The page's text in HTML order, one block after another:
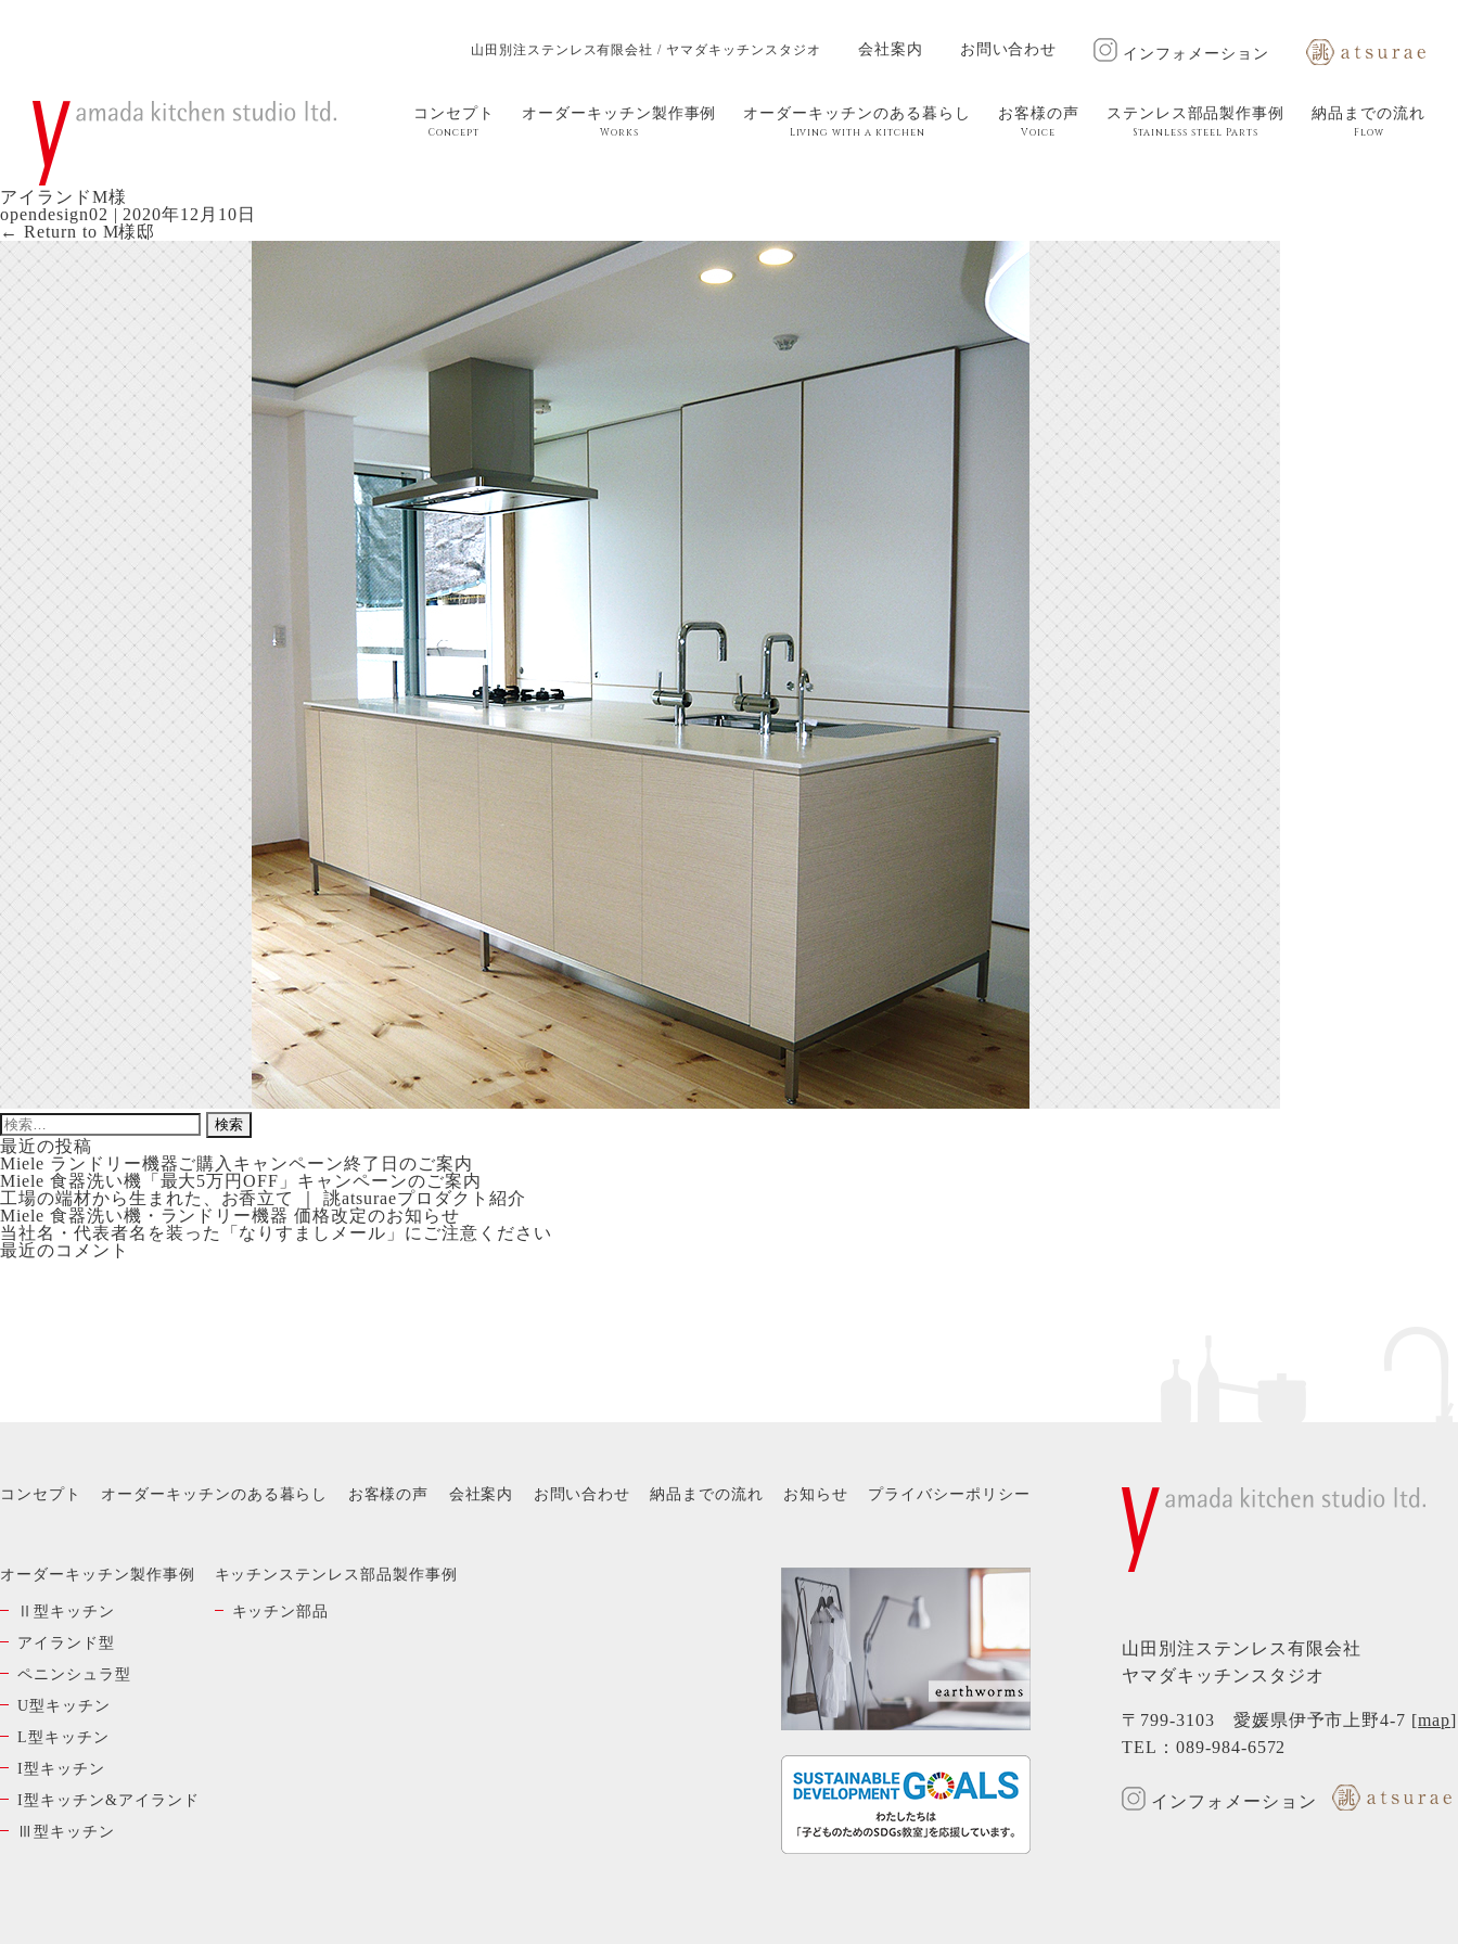
山田別注ステンレス有限会社 / ヤマダキッチンスタジオ 会社案内 お問い合わせ インフォメーション
コンセプト
Concept
オーダーキッチン製作事例
Works
オーダーキッチンのある暮らし
Living with a kitchen
お客様の声
Voice
ステンレス部品製作事例
Stainless steel Parts
納品までの流れ
Flow
アイランドM様
opendesign02 | 2020年12月10日
← Return to M様邸
検
索:
最近の投稿
Miele ランドリー機器ご購入キャンペーン終了日のご案内
Miele 食器洗い機「最大5万円OFF」キャンペーンのご案内
工場の端材から生まれた、お香立て ｜ 誂atsuraeプロダクト紹介
Miele 食器洗い機・ランドリー機器 価格改定のお知らせ
当社名・代表者名を装った「なりすましメール」にご注意ください
最近のコメント
コンセプト オーダーキッチンのある暮らし お客様の声 会社案内 お問い合わせ 納品までの流れ お知らせ プライバシーポリシー
オーダーキッチン製作事例
Ⅱ型キッチン
アイランド型
ペニンシュラ型
U型キッチン
L型キッチン
I型キッチン
I型キッチン&アイランド
Ⅲ型キッチン
キッチンステンレス部品製作事例
キッチン部品
山田別注ステンレス有限会社
ヤマダキッチンスタジオ
〒799-3103 愛媛県伊予市上野4-7 [map]
TEL： 089-984-6572
インフォメーション